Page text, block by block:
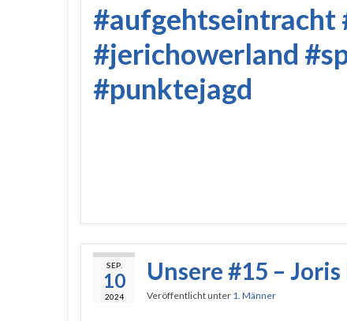
#aufgehtseintracht
#jerichowerland
#punktejagd
SEP.
10
2024
Unsere #15 –
Veröffentlicht unter 1. Männer